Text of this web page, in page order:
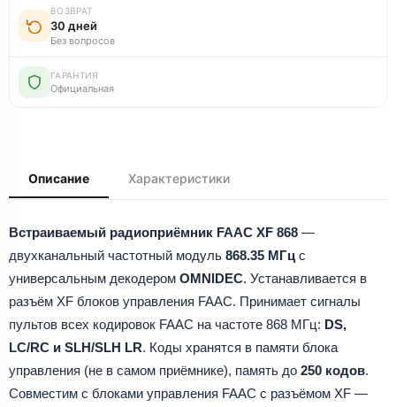
ВОЗВРАТ
30 дней
Без вопросов
ГАРАНТИЯ
Официальная
Описание Характеристики
Встраиваемый радиоприёмник FAAC XF 868 —
двухканальный частотный модуль 868.35 МГц с
универсальным декодером OMNIDEC. Устанавливается в
разъём XF блоков управления FAAC. Принимает сигналы
пультов всех кодировок FAAC на частоте 868 МГц: DS,
LC/RC и SLH/SLH LR. Коды хранятся в памяти блока
управления (не в самом приёмнике), память до 250 кодов.
Совместим с блоками управления FAAC с разъёмом XF —